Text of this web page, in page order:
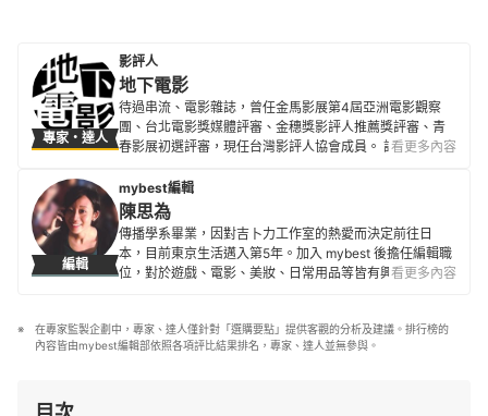
專家・達人
影評人
地下電影
待過串流、電影雜誌，曾任金馬影展第4屆亞洲電影觀察
團、台北電影獎媒體評審、金穗獎影評人推薦獎評審、青
春影展初選評審，現任台灣影評人協會成員。 評論文章散
CATCHPLAY+、Giloo紀實影音等各大媒體平台與紙本刊
物。
地下電影的簡介
看更多內容
編輯
mybest編輯
陳思為
傳播學系畢業，因對吉卜力工作室的熱愛而決定前往日
本，目前東京生活邁入第5年。加入 mybest 後擔任編輯職
位，對於遊戲、電影、美妝、日常用品等皆有興趣及研究
陳思為的簡介
看更多內容
在專家監製企劃中，專家、達人僅針對「選購要點」提供客觀的分析及建議。排行榜的
內容皆由mybest編輯部依照各項評比結果排名，專家、達人並無參與。